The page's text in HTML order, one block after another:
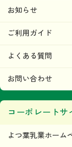
お知らせ
ご利用ガイド
よくある質問
お問い合わせ
コーポレートサ
よつ葉乳業ホーム